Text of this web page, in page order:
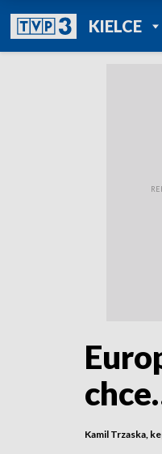
KIELCE
TVP
Kamil Trzaska,